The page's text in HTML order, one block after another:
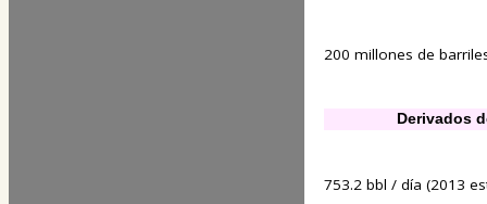
200 millones de
Derivados
753.2 bbl / día (2013